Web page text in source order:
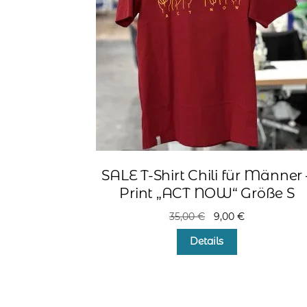
SALE T-Shirt Chili für Männer
Print „ACT NOW“ Größe S
35,00€
Ursprünglicher
Preis
war:
35,00 €
9,00 €Aktueller
Details